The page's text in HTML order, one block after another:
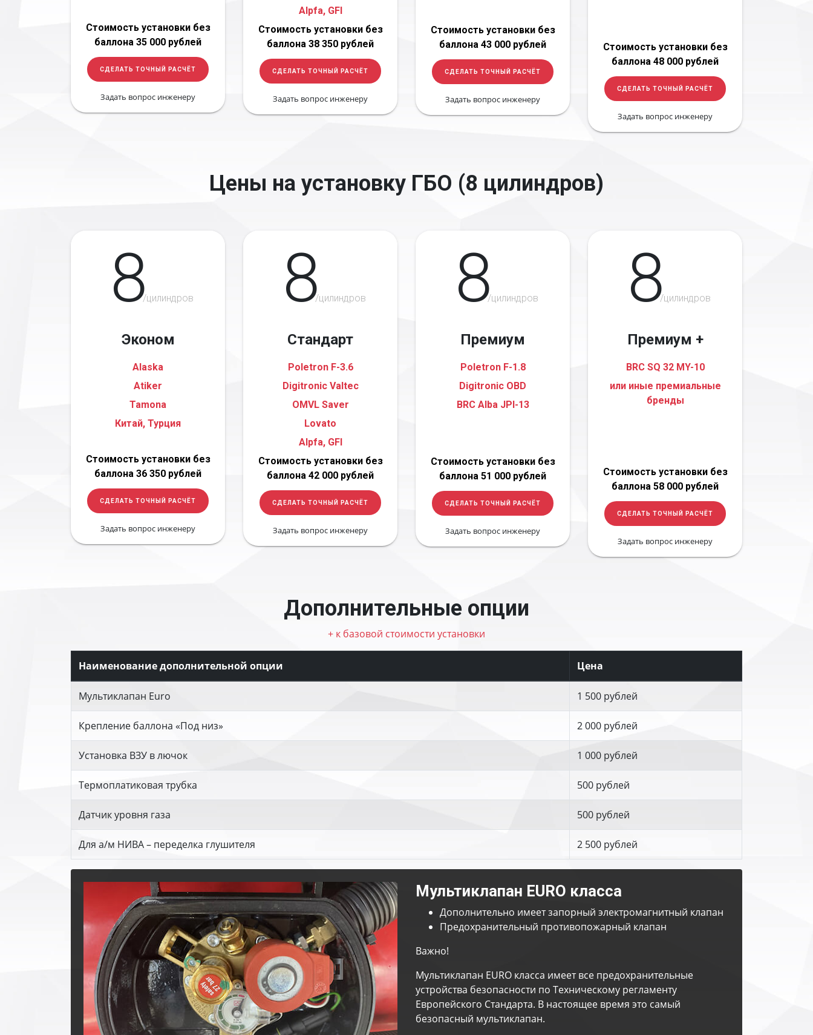
Стоимость установки без
баллона 35 000 рублей
СДЕЛАТЬ ТОЧНЫЙ РАСЧЁТ
Задать вопрос инженеру
Alpfa, GFI
Стоимость установки без
баллона 38 350 рублей
СДЕЛАТЬ ТОЧНЫЙ РАСЧЁТ
Задать вопрос инженеру
Стоимость установки без
баллона 43 000 рублей
СДЕЛАТЬ ТОЧНЫЙ РАСЧЁТ
Задать вопрос инженеру
Стоимость установки без
баллона 48 000 рублей
СДЕЛАТЬ ТОЧНЫЙ РАСЧЁТ
Задать вопрос инженеру
Цены на установку ГБО (8 цилиндров)
8/цилиндров
Эконом
Alaska
Atiker
Tamona
Китай, Турция
Стоимость установки без
баллона 36 350 рублей
СДЕЛАТЬ ТОЧНЫЙ РАСЧЁТ
Задать вопрос инженеру
8/цилиндров
Стандарт
Poletron F-3.6
Digitronic Valtec
OMVL Saver
Lovato
Alpfa, GFI
Стоимость установки без
баллона 42 000 рублей
СДЕЛАТЬ ТОЧНЫЙ РАСЧЁТ
Задать вопрос инженеру
8/цилиндров
Премиум
Poletron F-1.8
Digitronic OBD
BRC Alba JPI-13
Стоимость установки без
баллона 51 000 рублей
СДЕЛАТЬ ТОЧНЫЙ РАСЧЁТ
Задать вопрос инженеру
8/цилиндров
Премиум +
BRC SQ 32 MY-10
или иные премиальные
бренды
Стоимость установки без
баллона 58 000 рублей
СДЕЛАТЬ ТОЧНЫЙ РАСЧЁТ
Задать вопрос инженеру
Дополнительные опции
+ к базовой стоимости установки
Наименование дополнительной опции Цена
Мультиклапан Euro 1 500 рублей
Крепление баллона «Под низ» 2 000 рублей
Установка ВЗУ в лючок 1 000 рублей
Термоплатиковая трубка 500 рублей
Датчик уровня газа 500 рублей
Для а/м НИВА – переделка глушителя 2 500 рублей
Мультиклапан EURO класса
Дополнительно имеет запорный электромагнитный клапан
Предохранительный противопожарный клапан
Важно!
Мультиклапан EURO класса имеет все предохранительные
устройства безопасности по Техническому регламенту
Европейского Стандарта. В настоящее время это самый
безопасный мультиклапан.